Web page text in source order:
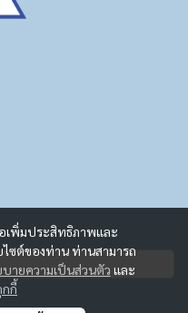
เพิ่มประสิทธิภาพและ
ซต์ของท่าน ท่านสามารถ
บายความเป็นส่วนตัว และ
กี้